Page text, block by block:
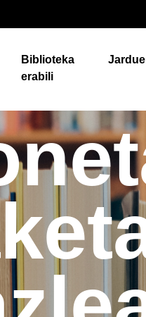
Biblioteka
erabili